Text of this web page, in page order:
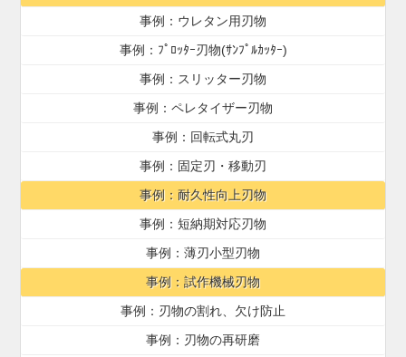
事例：ウレタン用刃物
事例：ﾌﾟﾛｯﾀｰ刃物(ｻﾝﾌﾟﾙｶｯﾀｰ)
事例：スリッター刃物
事例：ペレタイザー刃物
事例：回転式丸刃
事例：固定刃・移動刃
事例：耐久性向上刃物
事例：短納期対応刃物
事例：薄刃小型刃物
事例：試作機械刃物
事例：刃物の割れ、欠け防止
事例：刃物の再研磨